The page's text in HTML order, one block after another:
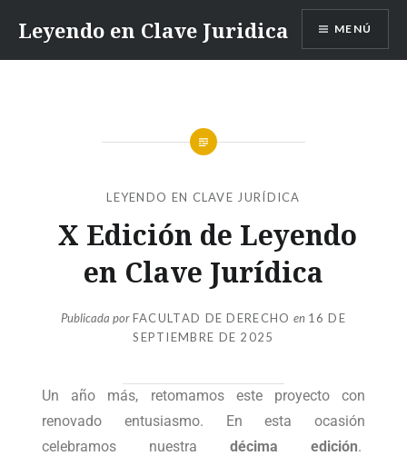
Leyendo en Clave Juridica MENÚ
LEYENDO EN CLAVE JURÍDICA
X Edición de Leyendo
en Clave Jurídica
Publicada porFACULTAD DE DERECHO en 16 DE
SEPTIEMBRE DE 2025
Un año más, retomamos este proyecto con
renovado entusiasmo. En esta ocasión
celebramos nuestradécima edición.